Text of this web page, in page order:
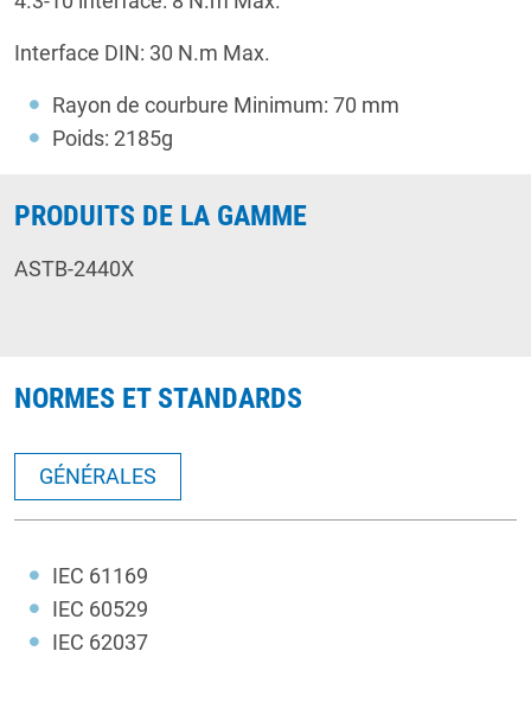
Interface DIN: 30 N.m Max.
Rayon de courbure Minimum: 70 mm
Poids: 2185g
PRODUITS DE LA GAMME
ASTB-2440X
NORMES ET STANDARDS
GÉNÉRALES
IEC 61169
IEC 60529
IEC 62037